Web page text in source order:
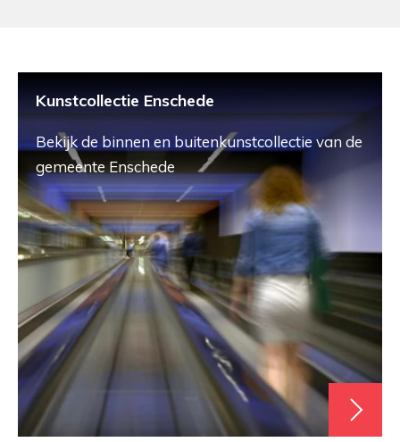
Kunstcollectie Enschede
Bekijk de binnen en buitenkunstcollectie van de
gemeente Enschede